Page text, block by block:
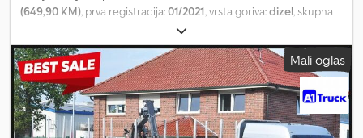
(649,90 KM), prva registracija:01/2021, vrsta goriva:dizel, skupna
, konfiguracija osi:
bela, vrsta prenosa:samodejen, emisijski razred:Euro 6, Oprema:
ABS, elektronski program stabilnosti (ESP), klimatska naprava,
navigacijski sistem, parkirni grelec, * Scania S650 4x2 tractor
unit * Euro 6 * Automatic transmission * Retarder * S-Line cab * 2
bunk beds * PTO (power take-off) * Tipping hydraulics * Fully
faired * Chassis skirting * Stationary air conditioning * Automatic
Mali oglas